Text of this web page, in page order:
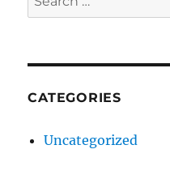
for:
CATEGORIES
Uncategorized